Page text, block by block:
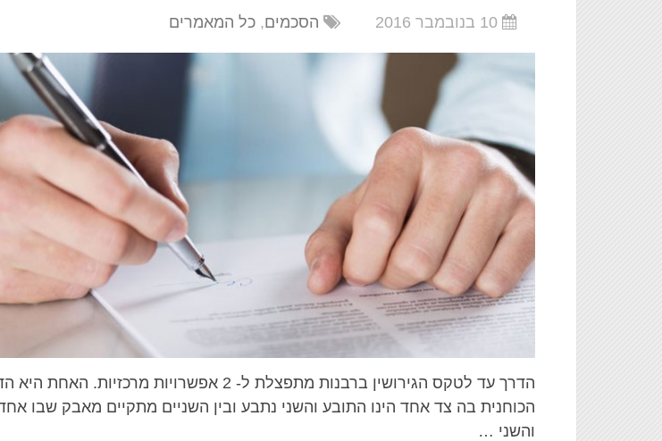
10 בנובמבר 2016 הסכמים, כל המאמרים
הדרך עד לטקס הגירושין ברבנות מתפצלת ל- 2 אפשרויות מרכזיות. האחת
הכוחנית בה צד אחד הינו התובע והשני נתבע ובין השניים מתקיים מאבק שבו
והשני …